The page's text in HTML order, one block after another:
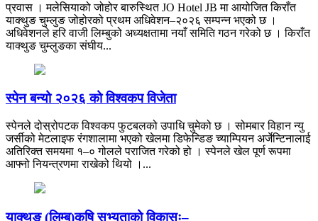
प्रवास । मलेसियाको जोहोर बारुस्थित JO Hotel JB मा आयोजित किराँत
याक्थुङ चुम्लुङ जोहोरको प्रथम अधिवेशन–२०२६ सम्पन्न भएको छ ।
अधिवेशनले हरि वाजी लिम्बुको अध्यक्षतामा नयाँ समिति गठन गरेको छ । किराँत
याक्थुङ चुम्लुङका संघीय...
स्पेन बन्यो २०२६ को विश्वकप विजेता
स्पेनले दोस्रोपटक विश्वकप फुटबलको उपाधि चुमेको छ । सोमबार विहान न्यु
जर्सीको मेटलाइफ रंगशालामा भएको खेलमा डिफेन्डिङ च्याम्पियन अर्जेन्टिनालाई
अतिरिक्त समयमा १–० गोलले पराजित गरेको हो । स्पेनले खेल पूर्ण रूपमा
आफ्नो नियन्त्रणमा राखेको थियो ।...
याक्थुङ (लिम्बु)कृषि सभ्यताको विकासः–